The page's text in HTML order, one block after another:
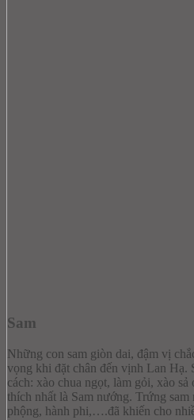
Sam
Những con sam giòn dai, đậm vị
vọng khi đặt chân đến vịnh Lan Hạ.
cách: xào chua ngọt, làm gỏi, xào
thích nhất là Sam nướng. Trứng
phộng, hành phi,….đã khiến cho